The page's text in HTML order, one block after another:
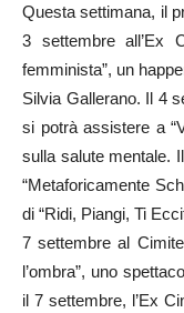
Questa settimana, il
3 settembre all’Ex
femminista”, un
Silvia Gallerano. Il 4
si potrà assistere a
sulla salute mentale.
“Metaforicamente
di “Ridi, Piangi, Ti
7 settembre al
l’ombra”, uno
il 7 settembre, l’Ex